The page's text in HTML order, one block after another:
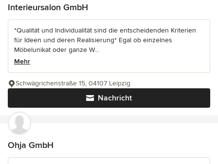
Interieursalon GmbH
*Qualität und Individualität sind die entscheidenden Kriterien
für Ideen und deren Realisierung* Egal ob einzelnes
Möbelunikat oder ganze W...
Mehr
Nachricht
Schwägrichenstraße 15, 04107 Leipzig
Ohja GmbH